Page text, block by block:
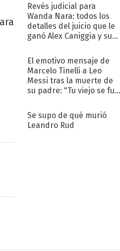
Revés judicial para
Wanda Nara: todos los
detalles del juicio que le
ganó Alex Caniggia y sus
El emotivo mensaje de
Marcelo Tinelli a Leo
Messi tras la muerte de
su padre: "Tu viejo se fue
Se supo de qué murió
Leandro Rud